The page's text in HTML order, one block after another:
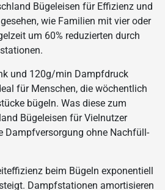
Bügeleisen für Effizienz und
wie Familien mit vier oder
um 60% reduzierten durch
und 120g/min Dampfdruck
für Menschen, die wöchentlich
bügeln. Was diese zum
Bügeleisen für Vielnutzer
Dampfversorgung ohne Nachfüll-
beim Bügeln exponentiell
Dampfstationen amortisieren